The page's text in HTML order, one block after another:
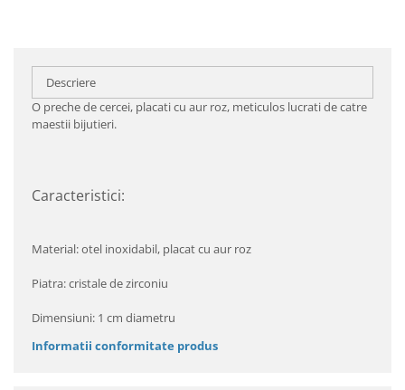
Descriere
O preche de cercei, placati cu aur roz, meticulos lucrati de catre
maestii bijutieri.
Caracteristici:
Material: otel inoxidabil, placat cu aur roz
Piatra: cristale de zirconiu
Dimensiuni: 1 cm diametru
Informatii conformitate produs